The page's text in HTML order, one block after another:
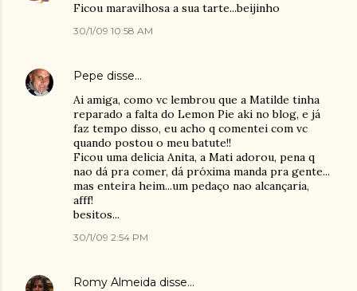
Ficou maravilhosa a sua tarte...beijinho
30/1/09 10:58 AM
Pepe disse…
Ai amiga, como vc lembrou que a Matilde tinha
reparado a falta do Lemon Pie aki no blog, e já
faz tempo disso, eu acho q comentei com vc
quando postou o meu batute!!
Ficou uma delicia Anita, a Mati adorou, pena q
nao dá pra comer, dá próxima manda pra gente...
mas enteira heim...um pedaço nao alcançaria,
afff!
besitos...
30/1/09 2:54 PM
Romy Almeida disse…